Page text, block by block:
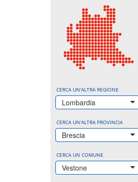
CERCA UN'ALTRA REGIONE
Lombardia
CERCA UN'ALTRA PROVINCIA
Brescia
CERCA UN COMUNE
Vestone